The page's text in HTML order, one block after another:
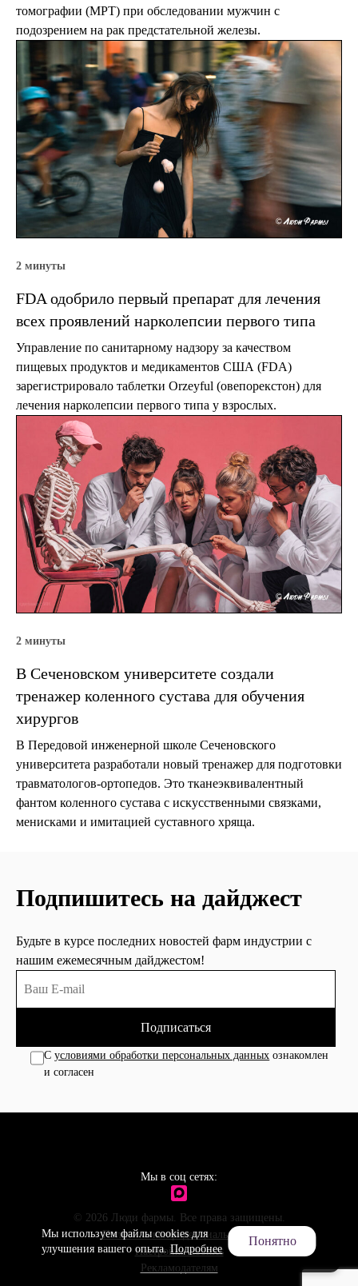
томографии (МРТ) при обследовании мужчин с
подозрением на рак предстательной железы.
2 минуты
FDA одобрило первый препарат для лечения
всех проявлений нарколепсии первого типа
Управление по санитарному надзору за качеством
пищевых продуктов и медикаментов США (FDA)
зарегистрировало таблетки Orzeyful (овепорекстон) для
лечения нарколепсии первого типа у взрослых.
2 минуты
В Сеченовском университете создали
тренажер коленного сустава для обучения
хирургов
В Передовой инженерной школе Сеченовского
университета разработали новый тренажер для подготовки
травматологов-ортопедов. Это тканеэквивалентный
фантом коленного сустава с искусственными связками,
менисками и имитацией суставного хряща.
Подпишитесь на дайджест
Будьте в курсе последних новостей фарм индустрии с
нашим ежемесячным дайджестом!
Подписаться
Сусловиями обработки персональных данных ознакомлен
и согласен
Мы в соц сетях:
© 2026 Люди фармы. Все права защищены.
Политика конфиденциальности
Настройки cookies
Рекламодателям
Мы используем файлы cookies для
улучшения вашего опыта.Подробнее
Понятно